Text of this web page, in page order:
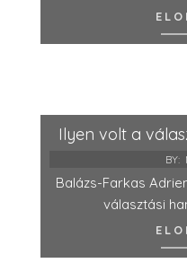
Ilyen volt a
BY:
Balázs-Farkas
választási